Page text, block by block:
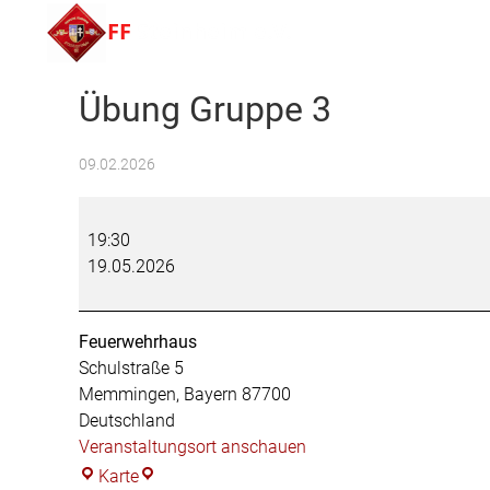
FF Steinheim e.V.
Übung Gruppe 3
09.02.2026
Gruppe
19:30
19.05.2026
Feuerwehrhaus
Schulstraße 5
Memmingen, Bayern 87700
Deutschland
Veranstaltungsort anschauen
KarteFeuerwehrhaus